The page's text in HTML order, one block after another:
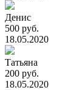
Денис
500 руб.
18.05.2020
Татьяна
200 руб.
18.05.2020